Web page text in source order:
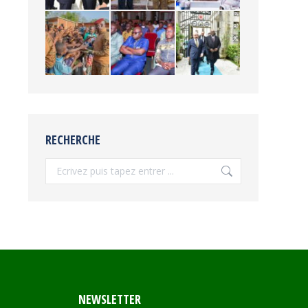
RECHERCHE
Recherche
NEWSLETTER